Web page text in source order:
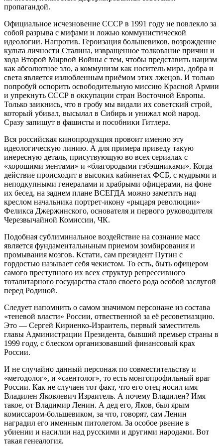
пропагандой.
Официальное исчезновение СССР в 1991 году не повлекло за
собой разрыва с мифами и ложью коммунистической
идеологии. Напротив. Героизация большевиков, возрождение
культа личности Сталина, извращенное толкование причин и
хода Второй Мирвой Войны с тем, чтобы представить нацизм
как абсолютное зло, а коммунизм как носитель мира, добра и
света является излюбленным приёмом этих лжецов. И только
попробуй оспорить освободительную миссию Красной Армии
и упрекнуть СССР в оккупации стран Восточной Европы.
Только заикнись, что в гробу мы видали их советский строй,
который убивал, высылал в Сибирь и унижал мой народ.
Сразу запишут в фашисты и пособники Гитлера.
Вся российская кинопродукция провоит именно эту
идеологическую линию. А для примера приведу такую
инересную деталь, присутвующую во всех сериалах с
«хорошими ментами» и «благородыми гэбэшниками». Когда
действие происходит в высоких кабинетах ФСБ, с мудрыми и
неподкупными генералами и храбрыми офицерами, на фоне
их бесед, на заднем плане ВСЕГДА можно заметить над
креслом начальника портрет-икону «рыцаря революции»
Феликса Джержинского, основателя и первого руководителя
Черезвычайной Комиссии, ЧК.
Подобная сублиминальное воздействие на сознание масс
является фундаментальньным приемом зомбирования и
промывания мозгов. Кстати, сам президент Путин с
гордостью называет себя чекистом. То есть, быть офицером
самого преступного их всех структур репрессивного
тоталитарного государства стало своего рода особой заслугой
перед Родиной.
Следует напомнить о самом значимом персонаже из состава
«теневой власти» России, отвественной за её ресоветиазцию.
Это ― Сергей Кириенко-Израитель, первый заместитель
главы Администрации Президента, бывший премьер страны в
1999 году, с блеском организовавший финансовый крах
России.
И не случайно данный персонаж по совместительству и
«методолог», и «саентолог», то есть монгопрофильный враг
России. Как не случаен тот факт, что его отец носил имя
Владилен Яковлевич Израитель. А почему Владилен? Имя
такое, от Владимир Ленин. А дед его, Яков, был ярым
комиссаром-большевиком, за что, говорят, сам Ленин
наградил его именным питолетом. За особое рвение в
убиении и насилии над русскими и другими народами. Вот
такая генеалогия.